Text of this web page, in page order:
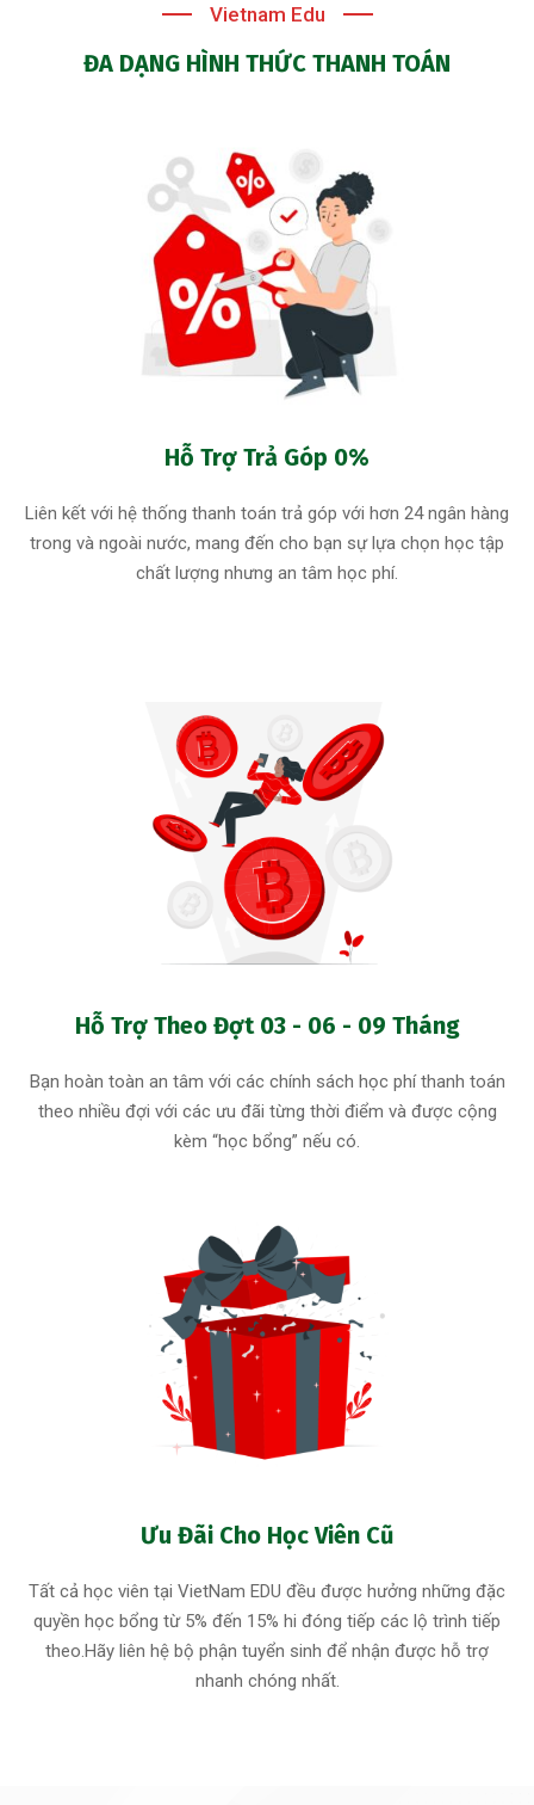
Vietnam Edu
ĐA DẠNG HÌNH THỨC THANH TOÁN
Hỗ Trợ Trả Góp 0%
Liên kết với hệ thống thanh toán trả góp với hơn 24 ngân hàng
trong và ngoài nước, mang đến cho bạn sự lựa chọn học tập
chất lượng nhưng an tâm học phí.
Hỗ Trợ Theo Đợt 03 - 06 - 09 Tháng
Bạn hoàn toàn an tâm với các chính sách học phí thanh toán
theo nhiều đợi với các ưu đãi từng thời điểm và được cộng
kèm “học bổng” nếu có.
Ưu Đãi Cho Học Viên Cũ
Tất cả học viên tại VietNam EDU đều được hưởng những đặc
quyền học bổng từ 5% đến 15% hi đóng tiếp các lộ trình tiếp
theo.Hãy liên hệ bộ phận tuyển sinh để nhận được hỗ trợ
nhanh chóng nhất.